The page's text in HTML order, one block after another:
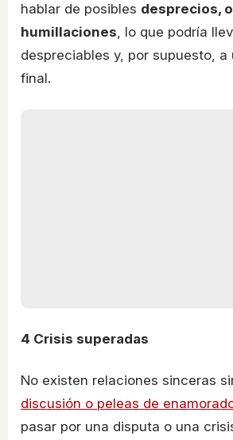
hablar de posibles desprecios,
humillaciones , lo que podría
despreciables y, por supuesto, a
final.
4 Crisis superadas
No existen relaciones sinceras
discusión o peleas de
pasar por una disputa o una